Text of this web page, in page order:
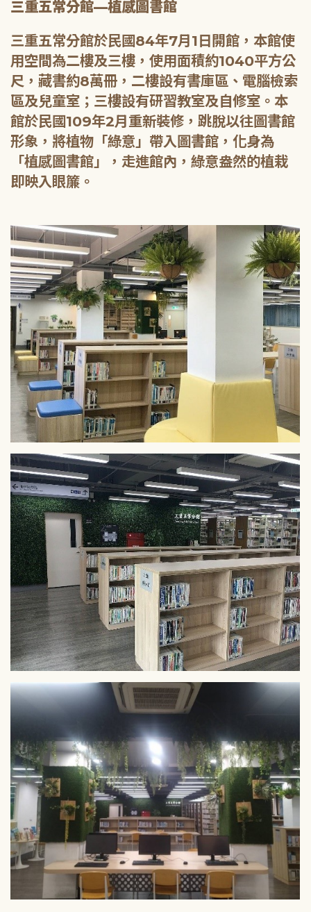
三重五常分館—植感圖書館
三重五常分館於民國84年7月1日開館，本館使
用空間為二樓及三樓，使用面積約1040平方公
尺，藏書約8萬冊，二樓設有書庫區、電腦檢索
區及兒童室；三樓設有研習教室及自修室。本
館於民國109年2月重新裝修，跳脫以往圖書館
形象，將植物「綠意」帶入圖書館，化身為
「植感圖書館」，走進館內，綠意盎然的植栽
即映入眼簾。